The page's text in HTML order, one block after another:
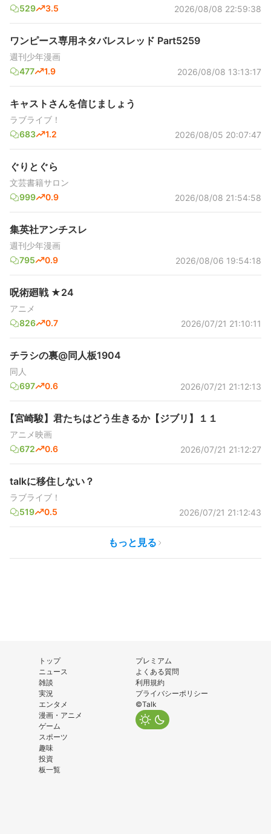
529
3.5 2026/08/08 22:59:38
ワンピース専用ネタバレスレッド Part5259
週刊少年漫画
477
1.9 2026/08/08 13:13:17
キャストさんを信じましょう
ラブライブ！
683
1.2 2026/08/05 20:07:47
ぐりとぐら
文芸書籍サロン
999
0.9 2026/08/08 21:54:58
集英社アンチスレ
週刊少年漫画
795
0.9 2026/08/06 19:54:18
呪術廻戦 ★24
アニメ
826
0.7 2026/07/21 21:10:11
チラシの裏@同人板1904
同人
697
0.6 2026/07/21 21:12:13
【宮崎駿】君たちはどう生きるか【ジブリ】１１
アニメ映画
672
0.6 2026/07/21 21:12:27
talkに移住しない？
ラブライブ！
519
0.5 2026/07/21 21:12:43
もっと見る
トップ
ニュース
雑談
実況
エンタメ
漫画・アニメ
ゲーム
スポーツ
趣味
投資
板一覧
プレミアム
よくある質問
利用規約
プライバシーポリシー
©Talk